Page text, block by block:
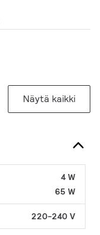
Näytä kaikki
4 W
65 W
220-240 V